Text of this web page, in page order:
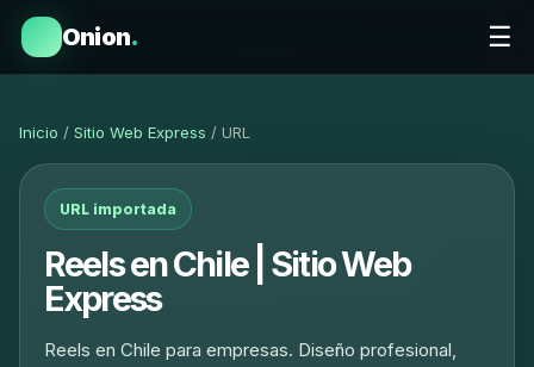
Onion. ☰
Inicio / Sitio Web Express / URL
URL importada
Reels en Chile | Sitio Web
Express
Reels en Chile para empresas. Diseño profesional,